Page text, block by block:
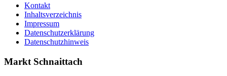
Kontakt
Inhaltsverzeichnis
Impressum
Datenschutzerklärung
Datenschutzhinweis
Markt Schnaittach